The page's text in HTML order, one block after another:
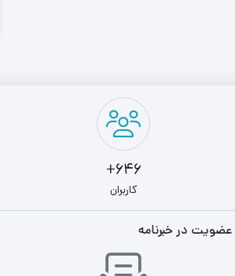
646+
کاربران
عضویت در خبرنامه